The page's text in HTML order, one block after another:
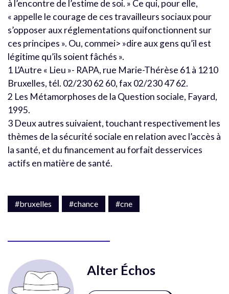
à l’encontre de l’estime de soi. » Ce qui, pour elle,
« appelle le courage de ces travailleurs sociaux pour
s’opposer aux réglementations quifonctionnent sur
ces principes ». Ou, commei> »dire aux gens qu’il est
légitime qu’ils soient fâchés ».
1 L’Autre « Lieu »- RAPA, rue Marie-Thérèse 61 à 1210
Bruxelles, tél. 02/230 62 60, fax 02/230 47 62.
2 Les Métamorphoses de la Question sociale, Fayard,
1995.
3 Deux autres suivaient, touchant respectivement les
thèmes de la sécurité sociale en relation avec l’accès à
la santé, et du financement au forfait desservices
actifs en matière de santé.
#bruxelles #chance #cne
Alter Échos